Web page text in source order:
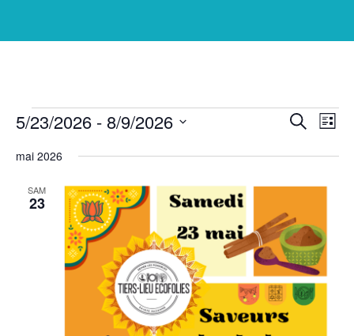
Recherche
et
de
vues
Recherche
de
Liste
5/23/2026 - 8/9/2026
une
date.
mai 2026
SAM
23